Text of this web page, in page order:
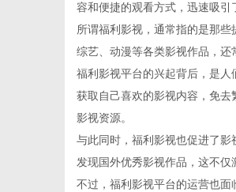
容和便捷的观看方式，迅速吸引
所谓福利影视，通常指的是那些
综艺、动漫等各类影视作品，还
福利影视平台的兴起背后，是
获取自己喜欢的影视内容，免
影视资源。
与此同时，福利影视也促进了
发现国外优秀影视作品，这不仅
不过，福利影视平台的运营也